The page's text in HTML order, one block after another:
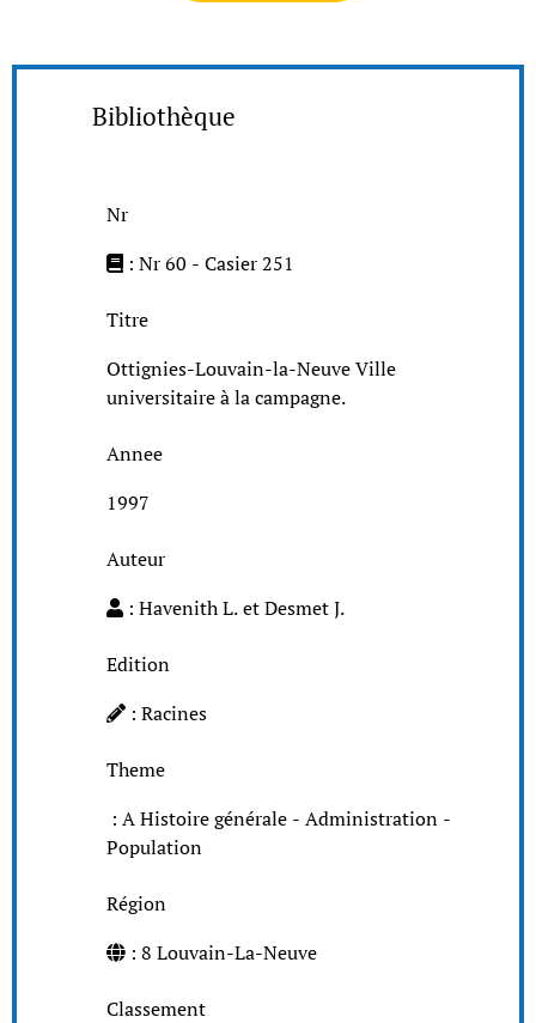
Bibliothèque
Nr
: Nr 60 - Casier 251
Titre
Ottignies-Louvain-la-Neuve Ville
universitaire à la campagne.
Annee
1997
Auteur
: Havenith L. et Desmet J.
Edition
: Racines
Theme
: A Histoire générale - Administration -
Population
Région
: 8 Louvain-La-Neuve
Classement